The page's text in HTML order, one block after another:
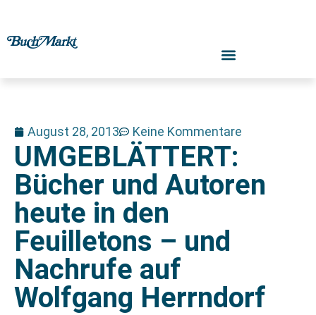
August 28, 2013 Keine Kommentare
UMGEBLÄTTERT:
Bücher und Autoren
heute in den
Feuilletons – und
Nachrufe auf
Wolfgang Herrndorf